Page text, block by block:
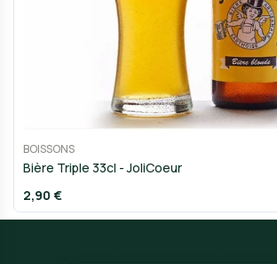
BOISSONS
Bière Triple 33cl - JoliCoeur
2,90 €